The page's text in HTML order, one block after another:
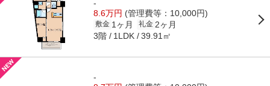
-
8.6万円 (管理費等：10,000円)
敷金 1ヶ月 礼金 2ヶ月
3階 1LDK 39.91㎡
-